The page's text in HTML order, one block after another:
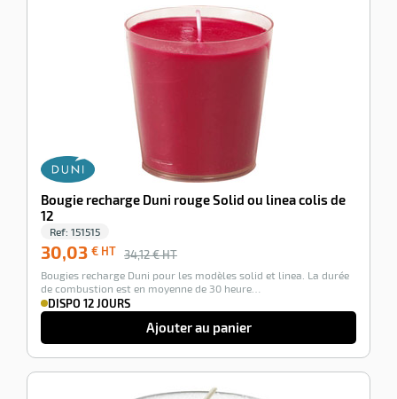
Bougie recharge Duni rouge Solid ou linea colis de
12
Ref: 151515
30,03 € HT 34,12 € HT
Bougies recharge Duni pour les modèles solid et linea. La durée
de combustion est en moyenne de 30 heure…
DISPO 12 JOURS
Ajouter au panier